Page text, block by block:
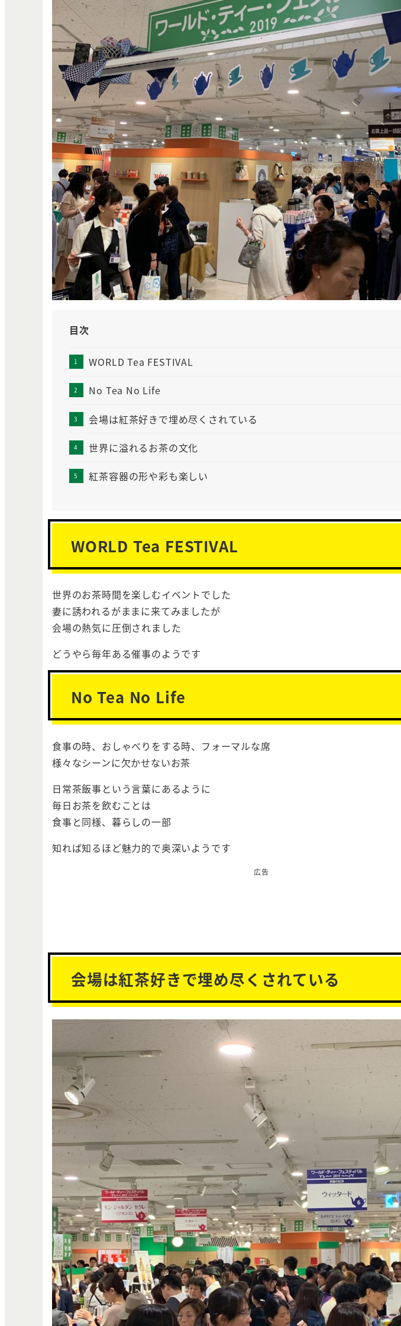
目次
WORLD Tea FESTIVAL
No Tea No Life
会場は紅茶好きで埋め尽くされている
世界に溢れるお茶の文化
紅茶容器の形や彩も楽しい
WORLD Tea FESTIVAL
世界のお茶時間を楽しむイベントでした
妻に誘われるがままに来てみましたが
会場の熱気に圧倒されました
どうやら毎年ある催事のようです
No Tea No Life
食事の時、おしゃべりをする時、フォーマルな席
様々なシーンに欠かせないお茶
日常茶飯事という言葉にあるように
毎日お茶を飲むことは
食事と同様、暮らしの一部
知れば知るほど魅力的で奥深いようです
広告
会場は紅茶好きで埋め尽くされている